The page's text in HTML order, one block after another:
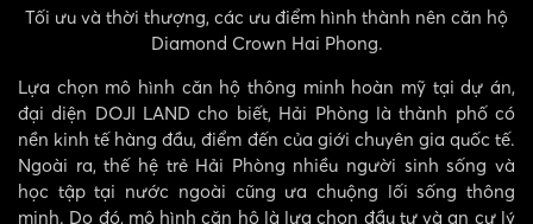
Tối ưu và thời thượng, các ưu điểm hình thành nên căn hộ
Diamond Crown Hai Phong.
Lựa chọn mô hình căn hộ thông minh hoàn mỹ tại dự án,
đại diện DOJI LAND cho biết, Hải Phòng là thành phố có
nền kinh tế hàng đầu, điểm đến của giới chuyên gia quốc tế.
Ngoài ra, thế hệ trẻ Hải Phòng nhiều người sinh sống và
học tập tại nước ngoài cũng ưa chuộng lối sống thông
minh. Do đó, mô hình căn hộ là lựa chọn đầu tư và an cư lý